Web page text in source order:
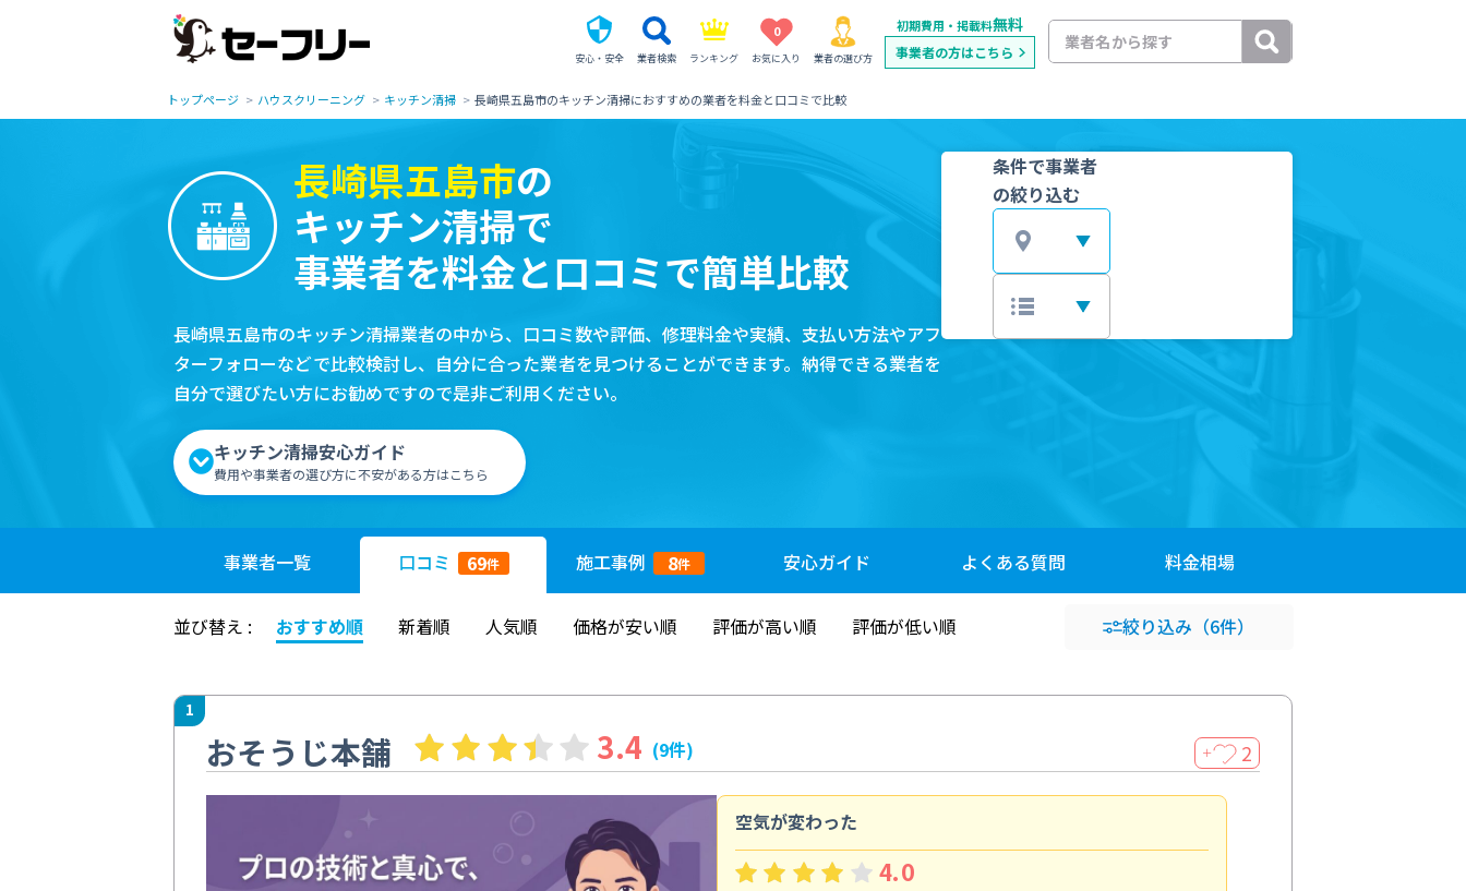
安心・安全 業者検索 ランキング
0
お気に入り 業者の選び方
初期費用・掲載料無料
事業者の方はこちら
トップページ ハウスクリーニング キッチン清掃 長崎県五島市のキッチン清掃におすすめの業者を料金と口コミで比較
長崎県五島市の
キッチン清掃で
事業者を料金と口コミで簡単比較
長崎県五島市のキッチン清掃業者の中から、口コミ数や評価、修理料金や実績、支払い方法やアフ
ターフォローなどで比較検討し、自分に合った業者を見つけることができます。納得できる業者を
自分で選びたい方にお勧めですので是非ご利用ください。
キッチン清掃安心ガイド
費用や事業者の選び方に不安がある方はこちら
条件で事業者
の絞り込む
事業者一覧 口コミ 69件 施工事例 8件 安心ガイド よくある質問 料金相場
並び替え : おすすめ順 新着順 人気順 価格が安い順 評価が高い順 評価が低い順 絞り込み （6件）
1
おそうじ本舗 3.4 (9件) ＋ 2
空気が変わった
4.0